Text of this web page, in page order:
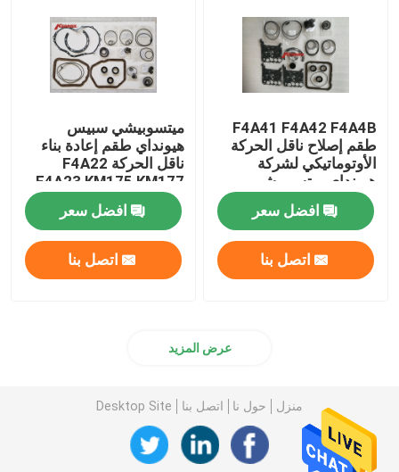
F4A41 F4A42 F4A4B
طقم إصلاح ناقل الحركة
الأوتوماتيكي لشركة
هيونداي ميتسوبيشي
افضل سعر
اتصل بنا
ميتسوبيشي سبيس
هيونداي طقم إعادة بناء
ناقل الحركة F4A22
F4A23 KM175 KM177
افضل سعر
اتصل بنا
عرض المزيد
منزل حول نا اتصل بنا Desktop Site